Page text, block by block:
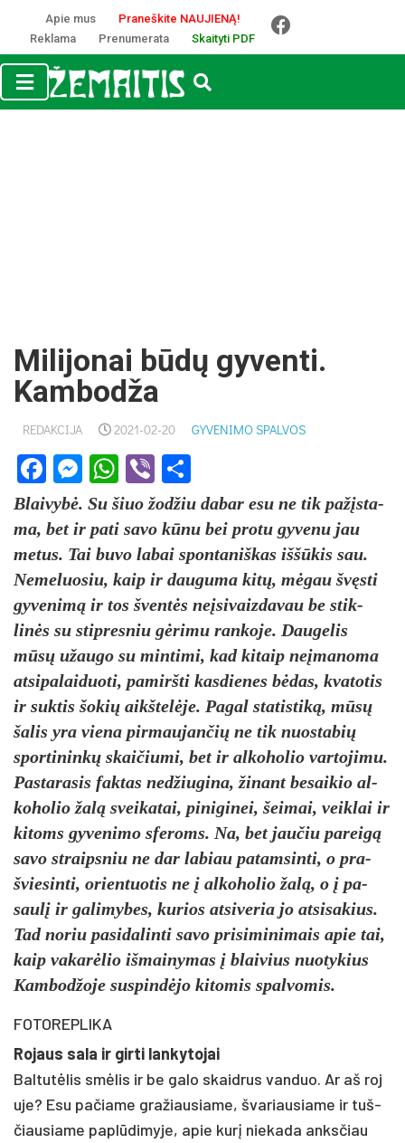
Apie mus
Praneškite NAUJIENĄ!
Reklama
Prenumerata Skaityti PDF
Milijonai būdų gyventi.
Kambodža
REDAKCIJA 2021-02-20 GYVENIMO SPALVOS
Facebook
Messenger
WhatsApp
Viber
Blai­vybė. Su šiuo žod­žiu da­bar esu ne tik pa­žįsta­
ma, bet ir pa­ti sa­vo kūnu bei pro­tu gy­ve­nu jau
me­tus. Tai bu­vo la­bai spon­ta­niš­kas iššū­kis sau.
Ne­me­luo­siu, kaip ir dau­gu­ma kitų, mėgau švęsti
gy­ve­nimą ir tos šventės ne­įsi­vaiz­da­vau be stik­
linės su stip­res­niu gėri­mu ran­ko­je. Dau­ge­lis
mūsų užau­go su min­ti­mi, kad ki­taip ne­įma­no­ma
at­si­pa­lai­duo­ti, pa­mirš­ti kas­die­nes bėdas, kva­to­tis
ir suktis šo­kių aikš­telė­je. Pa­gal sta­tis­tiką, mūsų
ša­lis yra vie­na pir­mau­jan­čių ne tik nuosta­bių
spor­ti­ninkų skai­čiu­mi, bet ir al­ko­ho­lio var­to­ji­mu.
Pas­ta­ra­sis fak­tas ne­džiu­gi­na, ži­nant be­sai­kio al­
ko­ho­lio žalą svei­ka­tai, pi­ni­gi­nei, šei­mai, veik­lai ir
ki­toms gy­ve­ni­mo sfe­roms. Na, bet jau­čiu pa­reigą
sa­vo straips­niu ne dar la­biau pa­tam­sin­ti, o pra­
švie­sin­ti, orien­tuo­tis ne į al­ko­ho­lio žalą, o į pa­
saulį ir ga­li­my­bes, ku­rios at­si­ve­ria jo at­si­sa­kius.
Tad no­riu pa­si­da­lin­ti sa­vo pri­si­mi­ni­mais apie tai,
kaip va­karė­lio iš­mai­ny­mas į blai­vius nuo­ty­kius
Kam­bod­žo­je su­spindė­jo ki­to­mis spal­vo­mis.
FOTOREPLIKA
Ro­jaus sa­la ir gir­ti lan­ky­to­jai
Bal­tutė­lis smėlis ir be ga­lo skaid­rus van­duo. Ar aš ro­j
u­je? Esu pa­čia­me gra­žiau­sia­me, šva­riau­sia­me ir tuš­
čiau­sia­me pa­plūdi­my­je, apie kurį nie­ka­da anks­čiau